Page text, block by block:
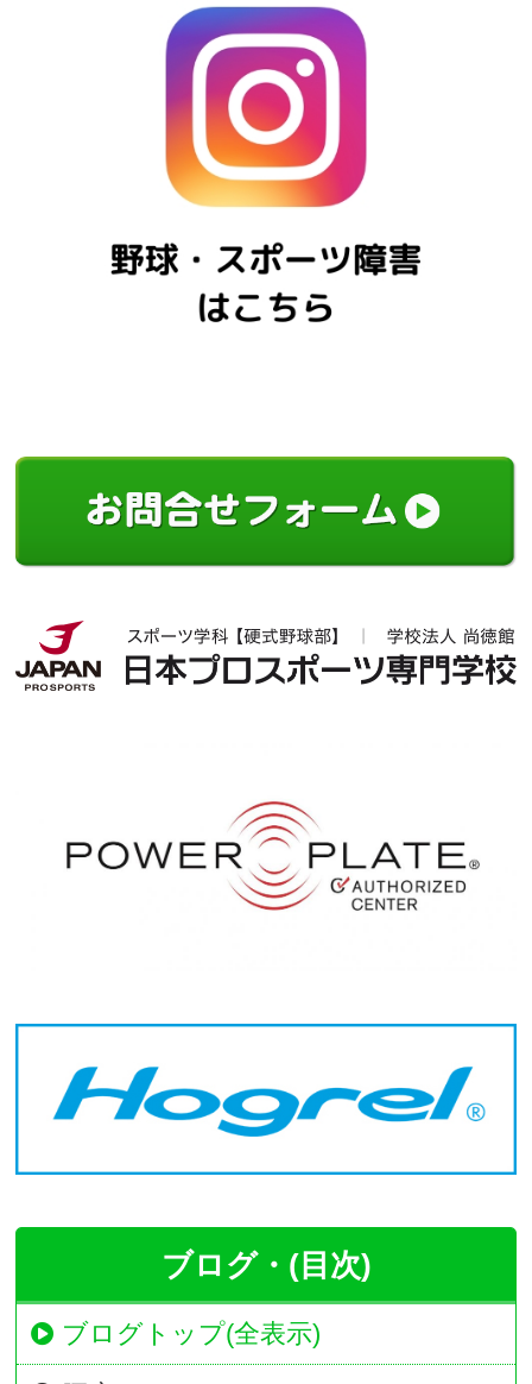
ブログ・(目次)
ブログトップ(全表示)